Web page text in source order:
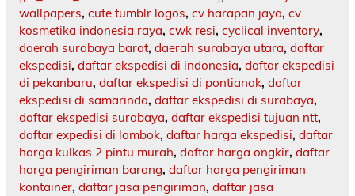
wallpapers, cute tumblr logos, cv harapan jaya, cv
kosmetika indonesia raya, cwk resi, cyclical inventory,
daerah surabaya barat, daerah surabaya utara, daftar
ekspedisi, daftar ekspedisi di indonesia, daftar ekspedisi
di pekanbaru, daftar ekspedisi di pontianak, daftar
ekspedisi di samarinda, daftar ekspedisi di surabaya,
daftar ekspedisi surabaya, daftar ekspedisi tujuan ntt,
daftar expedisi di lombok, daftar harga ekspedisi, daftar
harga kulkas 2 pintu murah, daftar harga ongkir, daftar
harga pengiriman barang, daftar harga pengiriman
kontainer, daftar jasa pengiriman, daftar jasa